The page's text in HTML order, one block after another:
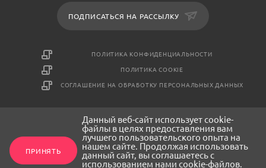
ПОДПИСАТЬСЯ НА РАССЫЛКУ
ПОЛИТИКА КОНФИДЕНЦИАЛЬНОСТИ
ПОЛИТИКА COOKIE
СОГЛАШЕНИЕ НА ОБРАБОТКУ ПЕРСОНАЛЬНЫХ ДАННЫХ
2026 © СтулМаркет - интернет-магазин мебели
ПРИНЯТЬ
Данный веб-сайт использует cookie-
файлы в целях предоставления вам
лучшего пользовательского опыта на
нашем сайте. Продолжая использовать
данный сайт, вы соглашаетесь с
использованием нами cookie-файлов.